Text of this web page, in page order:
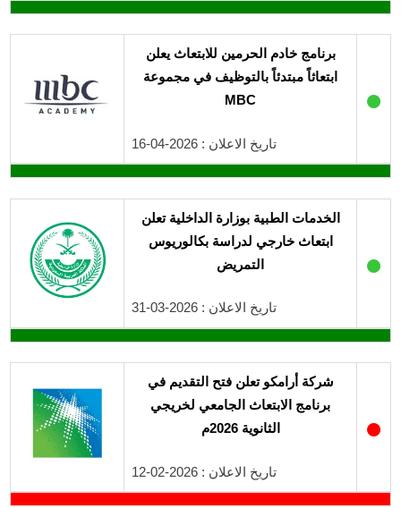
●
برنامج خادم الحرمين للابتعاث يعلن
ابتعاثاً مبتدئاً بالتوظيف في مجموعة
MBC
تاريخ الاعلان : 2026-04-16
●
الخدمات الطبية بوزارة الداخلية تعلن
ابتعاث خارجي لدراسة بكالوريوس
التمريض
تاريخ الاعلان : 2026-03-31
●
شركة أرامكو تعلن فتح التقديم في
برنامج الابتعاث الجامعي لخريجي
الثانوية 2026م
تاريخ الاعلان : 2026-02-12